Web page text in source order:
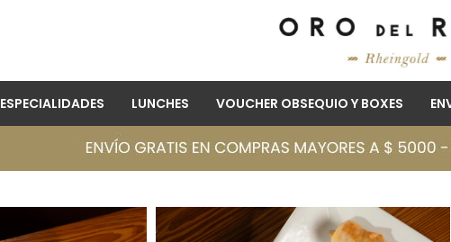
ESPECIALIDADES LUNCHES VOUCHER OBSEQUIO Y BOXES